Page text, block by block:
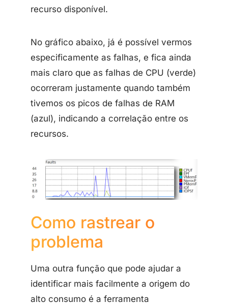
recurso disponível.
No gráfico abaixo, já é possível vermos
especificamente as falhas, e fica ainda
mais claro que as falhas de CPU (verde)
ocorreram justamente quando também
tivemos os picos de falhas de RAM
(azul), indicando a correlação entre os
recursos.
Como rastrear o
problema
Uma outra função que pode ajudar a
identificar mais facilmente a origem do
alto consumo é a ferramenta